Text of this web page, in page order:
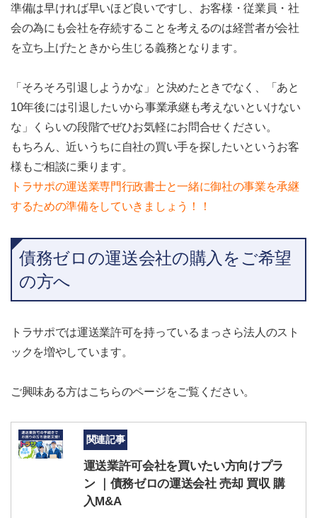
準備は早ければ早いほど良いですし、お客様・従業員・社
会の為にも会社を存続することを考えるのは経営者が会社
を立ち上げたときから生じる義務となります。
「そろそろ引退しようかな」と決めたときでなく、「あと
10年後には引退したいから事業承継も考えないといけない
な」くらいの段階でぜひお気軽にお問合せください。
もちろん、近いうちに自社の買い手を探したいというお客
様もご相談に乗ります。
トラサポの運送業専門行政書士と一緒に御社の事業を承継
するための準備をしていきましょう！！
債務ゼロの運送会社の購入をご希望
の方へ
トラサポでは運送業許可を持っているまっさら法人のスト
ックを増やしています。
ご興味ある方はこちらのページをご覧ください。
関連記事
運送業許可会社を買いたい方向けプラ
ン ｜債務ゼロの運送会社 売却 買収 購
入M&A